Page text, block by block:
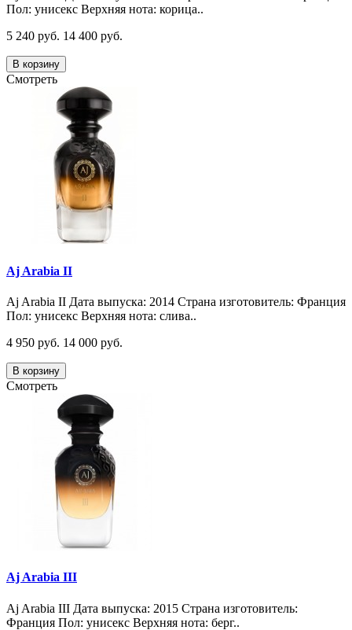
Пол: унисекс Верхняя нота: корица..
5 240 руб. 14 400 руб.
В корзину
Смотреть
Aj Arabia II
Aj Arabia II Дата выпуска: 2014 Страна изготовитель: Франция
Пол: унисекс Верхняя нота: слива..
4 950 руб. 14 000 руб.
В корзину
Смотреть
Aj Arabia III
Aj Arabia III Дата выпуска: 2015 Страна изготовитель:
Франция Пол: унисекс Верхняя нота: берг..